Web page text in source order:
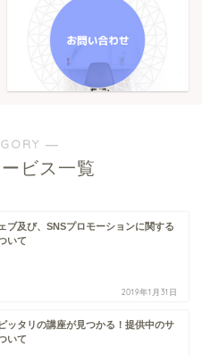
―
ビス一覧
ブ及び、SNSプロモーションに関する
いて
2019年1月31日
ッタリの講座が見つかる！提供中のサ
いて